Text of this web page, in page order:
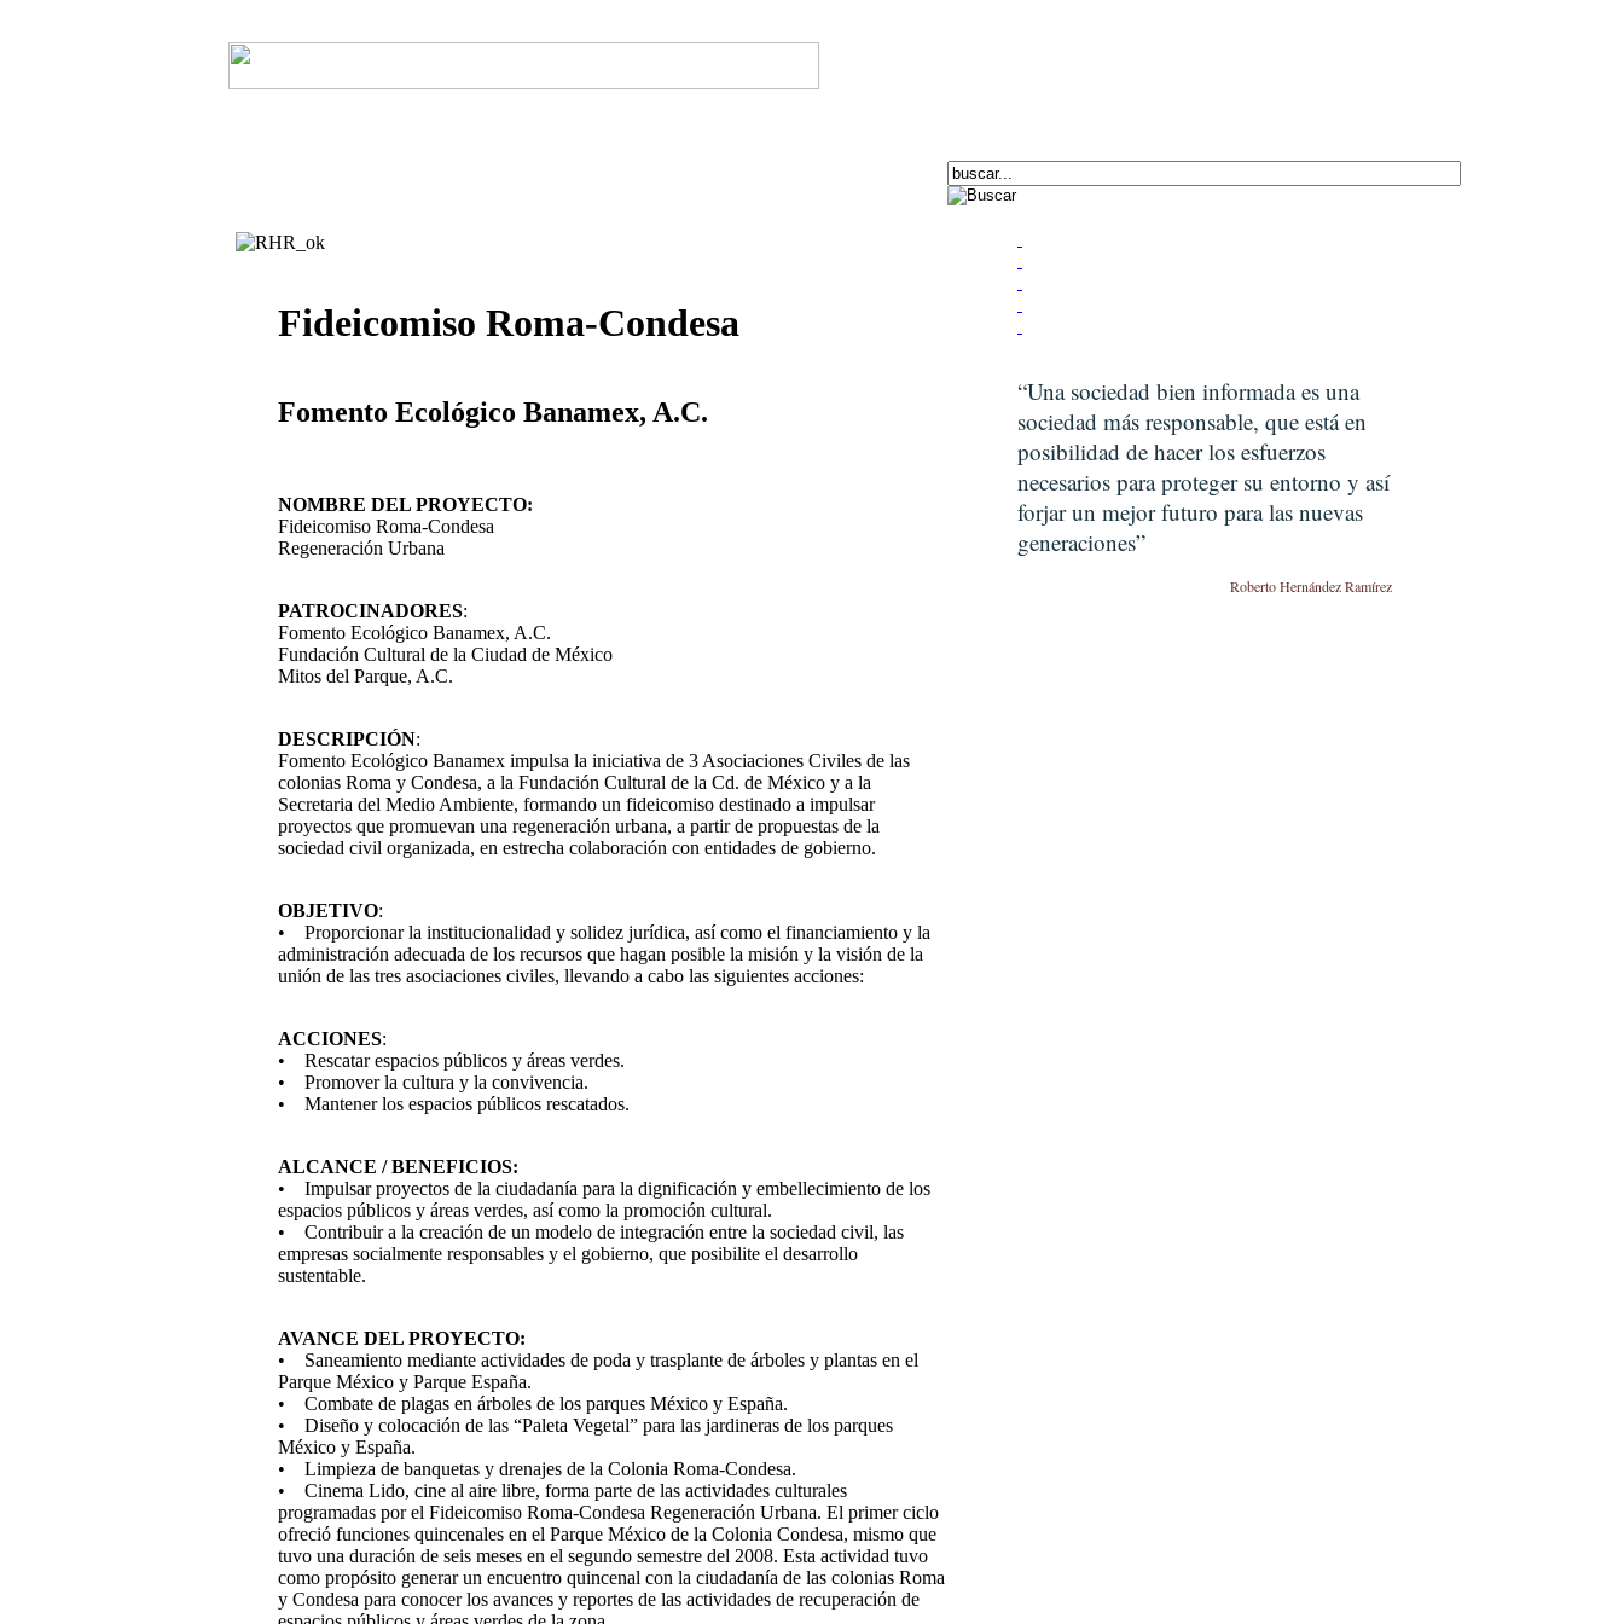
Fideicomiso Roma-Condesa
Fomento Ecológico Banamex, A.C.
NOMBRE DEL PROYECTO:
Fideicomiso Roma-Condesa
Regeneración Urbana
PATROCINADORES:
Fomento Ecológico Banamex, A.C.
Fundación Cultural de la Ciudad de México
Mitos del Parque, A.C.
DESCRIPCIÓN:
Fomento Ecológico Banamex impulsa la iniciativa de 3 Asociaciones Civiles de las
colonias Roma y Condesa, a la Fundación Cultural de la Cd. de México y a la
Secretaria del Medio Ambiente, formando un fideicomiso destinado a impulsar
proyectos que promuevan una regeneración urbana, a partir de propuestas de la
sociedad civil organizada, en estrecha colaboración con entidades de gobierno.
OBJETIVO:
• Proporcionar la institucionalidad y solidez jurídica, así como el financiamiento y la
administración adecuada de los recursos que hagan posible la misión y la visión de la
unión de las tres asociaciones civiles, llevando a cabo las siguientes acciones:
ACCIONES:
• Rescatar espacios públicos y áreas verdes.
• Promover la cultura y la convivencia.
• Mantener los espacios públicos rescatados.
ALCANCE / BENEFICIOS:
• Impulsar proyectos de la ciudadanía para la dignificación y embellecimiento de los
espacios públicos y áreas verdes, así como la promoción cultural.
• Contribuir a la creación de un modelo de integración entre la sociedad civil, las
empresas socialmente responsables y el gobierno, que posibilite el desarrollo
sustentable.
AVANCE DEL PROYECTO:
• Saneamiento mediante actividades de poda y trasplante de árboles y plantas en el
Parque México y Parque España.
• Combate de plagas en árboles de los parques México y España.
• Diseño y colocación de las “Paleta Vegetal” para las jardineras de los parques
México y España.
• Limpieza de banquetas y drenajes de la Colonia Roma-Condesa.
• Cinema Lido, cine al aire libre, forma parte de las actividades culturales
programadas por el Fideicomiso Roma-Condesa Regeneración Urbana. El primer ciclo
ofreció funciones quincenales en el Parque México de la Colonia Condesa, mismo que
tuvo una duración de seis meses en el segundo semestre del 2008. Esta actividad tuvo
como propósito generar un encuentro quincenal con la ciudadanía de las colonias Roma
y Condesa para conocer los avances y reportes de las actividades de recuperación de
“Una sociedad bien informada es una
sociedad más responsable, que está en
posibilidad de hacer los esfuerzos
necesarios para proteger su entorno y así
forjar un mejor futuro para las nuevas
generaciones”
Roberto Hernández Ramírez